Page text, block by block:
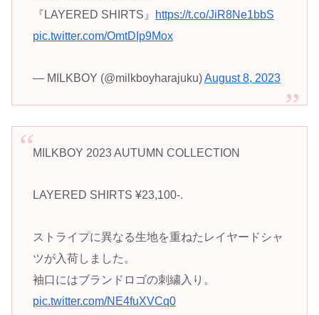
『LAYERED SHIRTS』
https://t.co/JiR8Ne1bbS
pic.twitter.com/OmtDIp9Mox
— MILKBOY (@milkboyharajuku)August 8, 2023
MILKBOY 2023 AUTUMN COLLECTION
LAYERED SHIRTS ¥23,100-.
ストライプに異なる生地を重ねたレイヤードシャ
ツが入荷しました。
袖口にはブランドロゴの刺繍入り。
pic.twitter.com/NE4fuXVCq0